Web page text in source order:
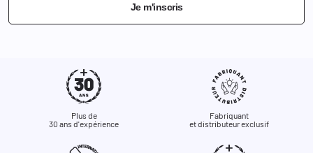
Je m'inscris
Plus de
30 ans d'expérience
Fabriquant
et distributeur exclusif